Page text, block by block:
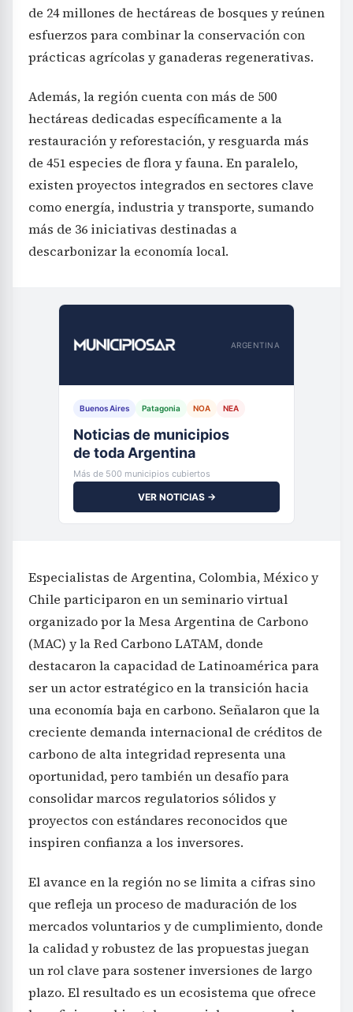
de 24 millones de hectáreas de bosques y reúnen
esfuerzos para combinar la conservación con
prácticas agrícolas y ganaderas regenerativas.
Además, la región cuenta con más de 500
hectáreas dedicadas específicamente a la
restauración y reforestación, y resguarda más
de 451 especies de flora y fauna. En paralelo,
existen proyectos integrados en sectores clave
como energía, industria y transporte, sumando
más de 36 iniciativas destinadas a
descarbonizar la economía local.
ARGENTINA
Buenos Aires Patagonia NOA NEA
Noticias de municipios
de toda Argentina
Más de 500 municipios cubiertos
VER NOTICIAS →
Especialistas de Argentina, Colombia, México y
Chile participaron en un seminario virtual
organizado por la Mesa Argentina de Carbono
(MAC) y la Red Carbono LATAM, donde
destacaron la capacidad de Latinoamérica para
ser un actor estratégico en la transición hacia
una economía baja en carbono. Señalaron que la
creciente demanda internacional de créditos de
carbono de alta integridad representa una
oportunidad, pero también un desafío para
consolidar marcos regulatorios sólidos y
proyectos con estándares reconocidos que
inspiren confianza a los inversores.
El avance en la región no se limita a cifras sino
que refleja un proceso de maduración de los
mercados voluntarios y de cumplimiento, donde
la calidad y robustez de las propuestas juegan
un rol clave para sostener inversiones de largo
plazo. El resultado es un ecosistema que ofrece